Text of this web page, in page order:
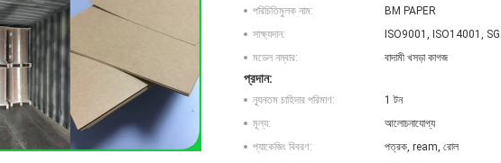
পরিচিতিমুলক নাম:
BM PAPER
সাক্ষ্যদান:
ISO9001, ISO14001,
মডেল নম্বার:
বাদামী খসড়া কাগজ
প্রদান:
ন্যূনতম চাহিদার পরিমাণ:
1 টন
মূল্য:
আলোচনাযোগ্য
প্যাকেজিং বিবরণ:
পত্রক, ream, রোল